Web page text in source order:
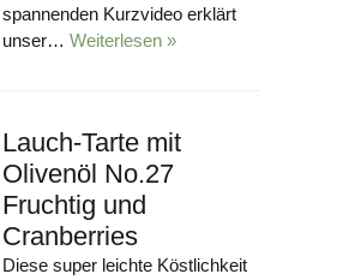
spannenden Kurzvideo erklärt
unser… Weiterlesen »
Lauch-Tarte mit
Olivenöl No.27
Fruchtig und
Cranberries
Diese super leichte Köstlichkeit